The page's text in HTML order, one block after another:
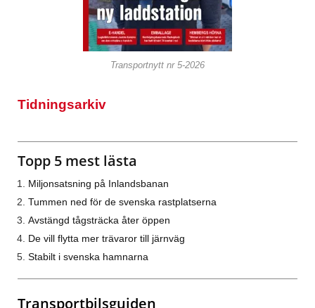
Transportnytt nr 5-2026
Tidningsarkiv
Topp 5 mest lästa
Miljonsatsning på Inlandsbanan
Tummen ned för de svenska rastplatserna
Avstängd tågsträcka åter öppen
De vill flytta mer trävaror till järnväg
Stabilt i svenska hamnarna
Transportbilsguiden